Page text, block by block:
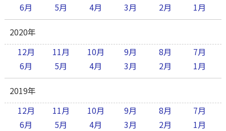
6月
5月 4月 3月 2月 1月
2020年
12月
11月 10月 9月 8月
7月
6月
5月 4月 3月 2月 1月
2019年
12月
11月 10月 9月 8月
7月
6月
5月 4月 3月 2月 1月